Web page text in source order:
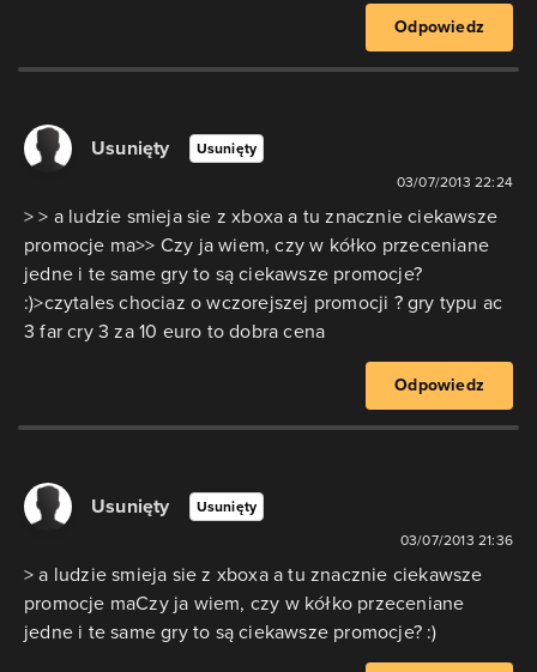
Odpowiedz
Usunięty Usunięty
03/07/2013 22:24
> > a ludzie smieja sie z xboxa a tu znacznie ciekawsze
promocje ma>> Czy ja wiem, czy w kółko przeceniane
jedne i te same gry to są ciekawsze promocje?
:)>czytales chociaz o wczorejszej promocji ? gry typu ac
3 far cry 3 za 10 euro to dobra cena
Odpowiedz
Usunięty Usunięty
03/07/2013 21:36
> a ludzie smieja sie z xboxa a tu znacznie ciekawsze
promocje maCzy ja wiem, czy w kółko przeceniane
jedne i te same gry to są ciekawsze promocje? :)